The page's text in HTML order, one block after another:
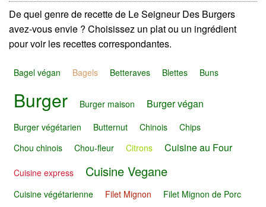
De quel genre de recette de Le Seigneur Des Burgers
avez-vous envie ? Choisissez un plat ou un ingrédient
pour voir les recettes correspondantes.
Bagel végan Bagels Betteraves Blettes Buns
Burger Burger maison Burger végan
Burger végétarien Butternut Chinois
Chips
Chou chinois
Chou-fleur Citrons Cuisine au Four
Cuisine express Cuisine Vegane
Cuisine végétarienne Filet Mignon Filet Mignon de Porc